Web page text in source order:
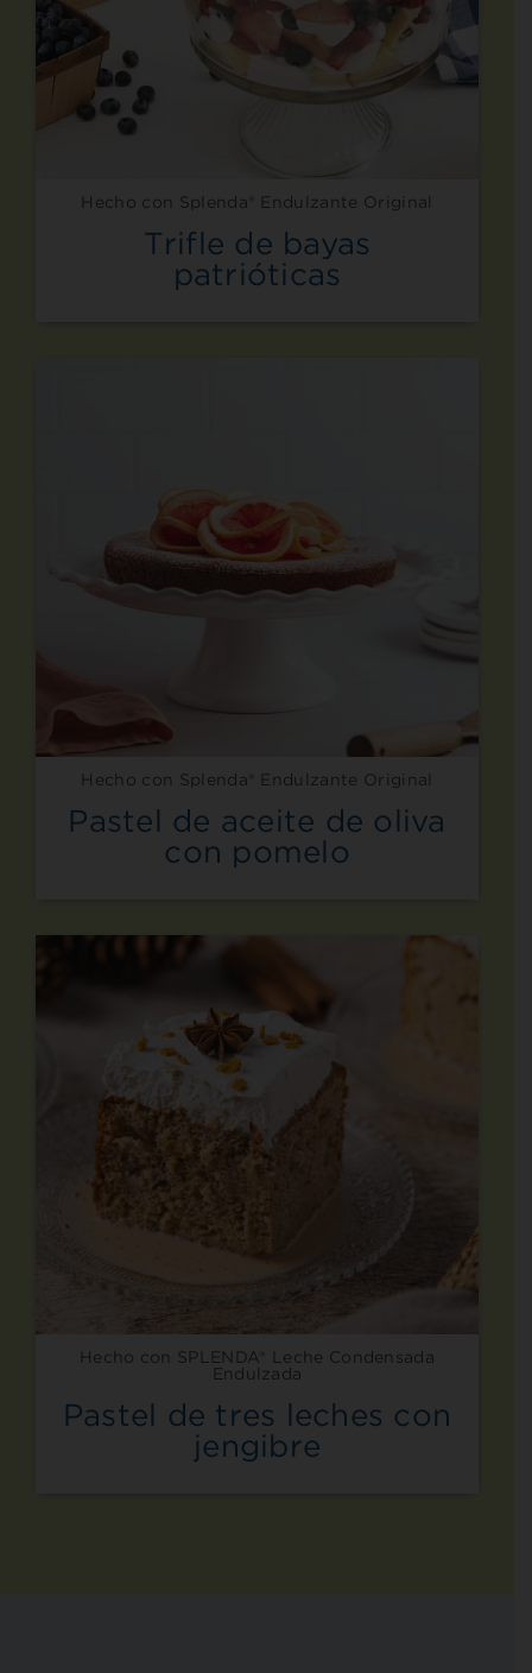
Hecho con Splenda® Endulzante Original
Trifle de bayas
patrióticas
Hecho con Splenda® Endulzante Original
Pastel de aceite de oliva
con pomelo
Hecho con SPLENDA® Leche Condensada
Endulzada
Pastel de tres leches con
jengibre